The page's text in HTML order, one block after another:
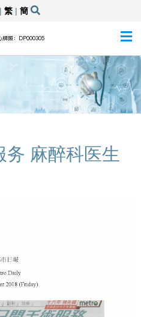
繁| 簡
牌照：DP000305
麻醉科医生